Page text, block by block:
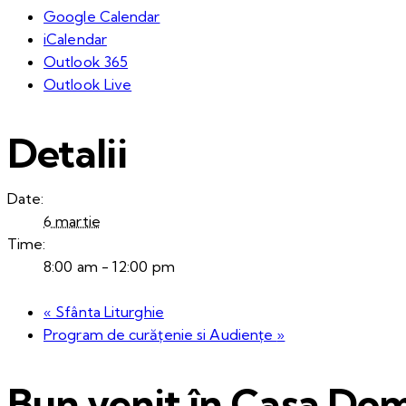
Google Calendar
iCalendar
Outlook 365
Outlook Live
Detalii
Date:
6 martie
Time:
8:00 am - 12:00 pm
« Sfânta Liturghie
Program de curățenie si Audiențe »